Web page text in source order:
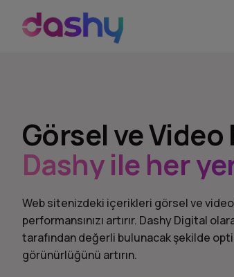
Görsel ve
Dashy ile her
Web sitenizdeki içerikleri görsel ve
performansınızı artırır. Dashy Digital
tarafından değerli bulunacak şekilde
görünürlüğünü artırın.